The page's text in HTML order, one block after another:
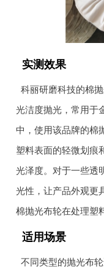
实测效果
科丽研磨科技的棉
光洁度抛光，常用于
中，使用该品牌的棉
塑料表面的轻微划痕
光泽度。对于一些透
光性，让产品外观更
棉抛光布轮在处理塑
适用场景
不同类型的抛光布